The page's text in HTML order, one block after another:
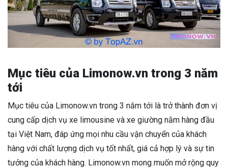
Mục tiêu của Limonow.vn trong 3 năm
tới
Mục tiêu của Limonow.vn trong 3 năm tới là trở thành đơn vị
cung cấp dịch vụ xe limousine và xe giường nằm hàng đầu
tại Việt Nam, đáp ứng mọi nhu cầu vận chuyển của khách
hàng với chất lượng dịch vụ tốt nhất, giá cả hợp lý và sự tin
tưởng của khách hàng. Limonow.vn mong muốn mở rộng quy